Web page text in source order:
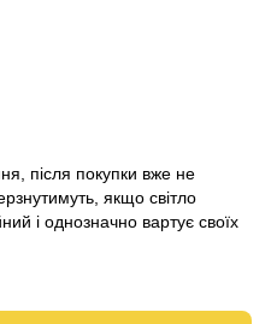
після покупки вже не
якщо світло
і однозначно вартує своїх